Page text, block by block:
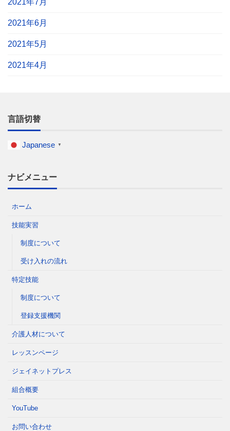
2021年6月
2021年5月
2021年4月
言語切替
Japanese ▼
ナビメニュー
ホーム
技能実習
制度について
受け入れの流れ
特定技能
制度について
登録支援機関
介護人材について
レッスンページ
ジェイネットプレス
組合概要
YouTube
お問い合わせ